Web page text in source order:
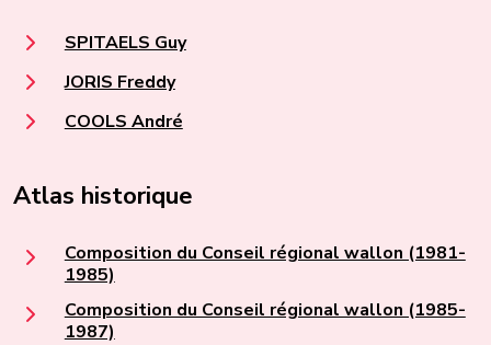
SPITAELS Guy
JORIS Freddy
COOLS André
Atlas historique
Composition du Conseil régional wallon (1981-
1985)
Composition du Conseil régional wallon (1985-
1987)